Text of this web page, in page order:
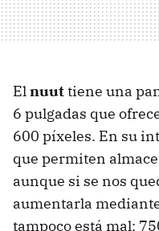
El nuuttiene una
6 pulgadas que
600 píxeles. En su
que permiten
aunque si se nos
aumentarla
tampoco está mal: